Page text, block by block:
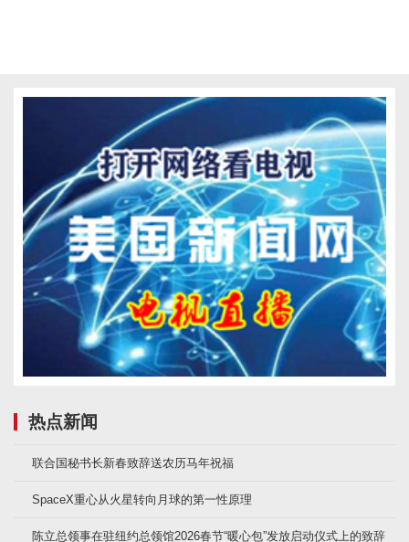
热点新闻
联合国秘书长新春致辞送农历马年祝福
SpaceX重心从火星转向月球的第一性原理
陈立总领事在驻纽约总领馆2026春节“暖心包”发放启动仪式上的致辞